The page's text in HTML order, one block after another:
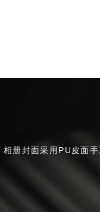
相册封面采用PU皮面